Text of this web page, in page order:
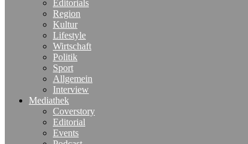
Editorials
Region
Kultur
Lifestyle
Wirtschaft
Politik
Sport
Allgemein
Interview
Mediathek
Coverstory
Editorial
Events